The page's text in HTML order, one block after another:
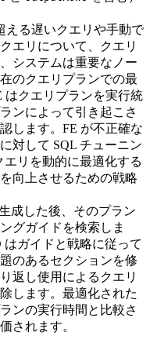
える遅いクエリや手動で
エリについて、クエリ
システムは重要なノー
のクエリプランでの最
はクエリプランを実行統
ンによって引き起こさ
します。FE が不正確な
対して SQL チューニン
リを動的に最適化する
向上させるための戦略
成した後、そのプラン
グガイドを検索しま
ガイドと戦略に従って
のあるセクションを修
返し使用によるクエリ
します。最適化された
ンの実行時間と比較さ
されます。